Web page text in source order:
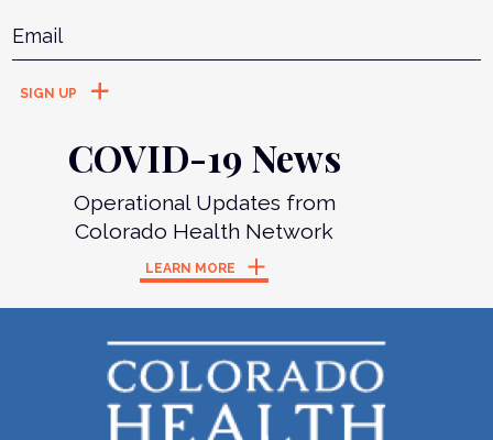
COVID-19 News
Operational Updates from
Colorado Health Network
LEARN MORE